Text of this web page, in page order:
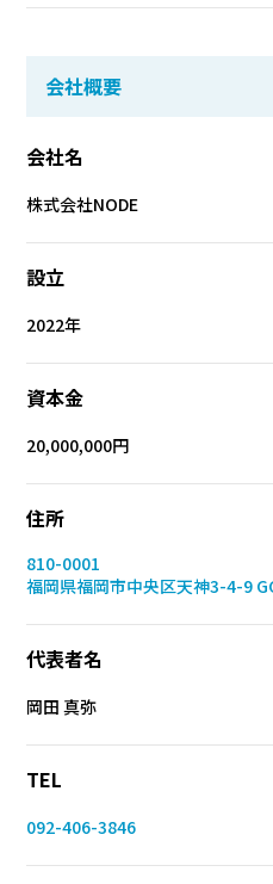
会社概要
会社名
株式会社NODE
設立
2022年
資本金
20,000,000円
住所
810-0001
福岡県福岡市中央区天神3-4-9
代表者名
岡田 真弥
TEL
092-406-3846